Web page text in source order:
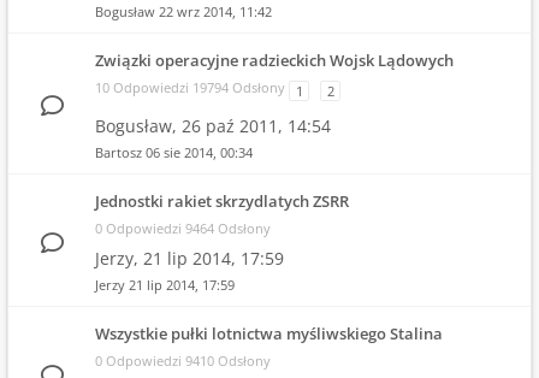
Bogusław 22 wrz 2014, 11:42
Związki operacyjne radzieckich Wojsk Lądowych
10 Odpowiedzi 19794 Odsłony 1 2
Bogusław, 26 paź 2011, 14:54
Bartosz 06 sie 2014, 00:34
Jednostki rakiet skrzydlatych ZSRR
0 Odpowiedzi 9464 Odsłony
Jerzy, 21 lip 2014, 17:59
Jerzy 21 lip 2014, 17:59
Wszystkie pułki lotnictwa myśliwskiego Stalina
0 Odpowiedzi 9410 Odsłony